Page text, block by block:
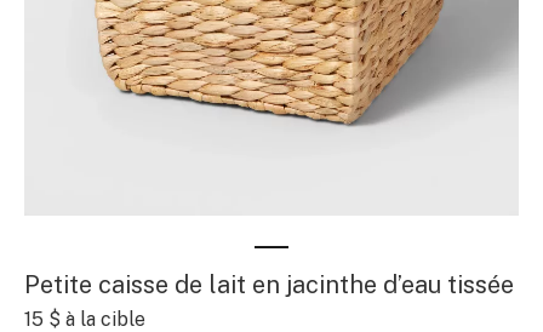
Petite caisse de lait en jacinthe d’eau tissée
15 $ à la cible